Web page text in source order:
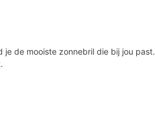
je de mooiste zonnebril die bij jou past.